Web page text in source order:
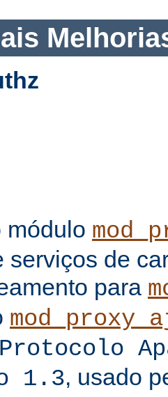
módulo
serviços de
para
Protocolo
1.3, usado